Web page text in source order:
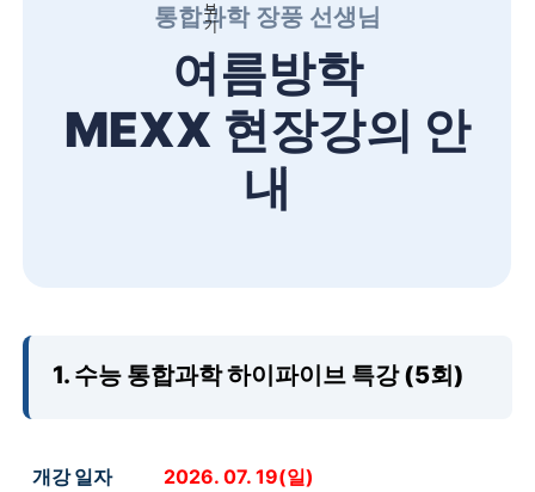
통합과학 장풍 선생님
여름방학
MEXX 현장강의 안
내
1. 수능 통합과학 하이파이브 특강 (5회)
개강 일자 2026. 07. 19(일)